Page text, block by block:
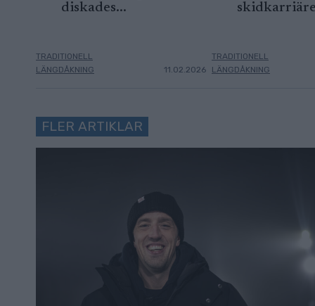
diskades...
TRADITIONELL
LÄNGDÅKNING
11.02.2026
TRADITIONELL
LÄNGDÅKNING
FLER ARTIKLAR